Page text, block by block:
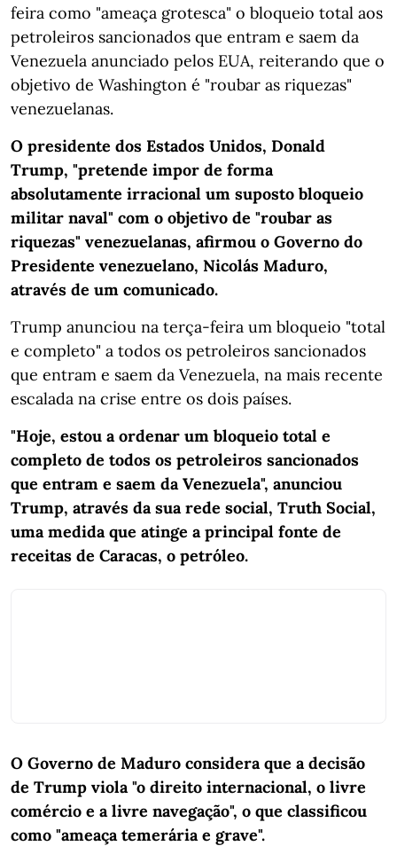
feira como "ameaça grotesca" o bloqueio total aos
petroleiros sancionados que entram e saem da
Venezuela anunciado pelos EUA, reiterando que o
objetivo de Washington é "roubar as riquezas"
venezuelanas.
O presidente dos Estados Unidos, Donald
Trump, "pretende impor de forma
absolutamente irracional um suposto bloqueio
militar naval" com o objetivo de "roubar as
riquezas" venezuelanas, afirmou o Governo do
Presidente venezuelano, Nicolás Maduro,
através de um comunicado.
Trump anunciou na terça-feira um bloqueio "total
e completo" a todos os petroleiros sancionados
que entram e saem da Venezuela, na mais recente
escalada na crise entre os dois países.
"Hoje, estou a ordenar um bloqueio total e
completo de todos os petroleiros sancionados
que entram e saem da Venezuela", anunciou
Trump, através da sua rede social, Truth Social,
uma medida que atinge a principal fonte de
receitas de Caracas, o petróleo.
O Governo de Maduro considera que a decisão
de Trump viola "o direito internacional, o livre
comércio e a livre navegação", o que classificou
como "ameaça temerária e grave".